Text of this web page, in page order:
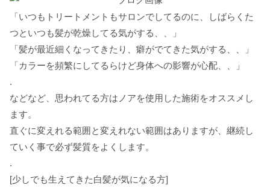
「いつもトリートメントもサロンでしてるのに、しばらくた
つといつも髪が乾燥してる気がする、、」
「髪が最近細くなってきたり、癖がでてきた気がする、、」
「カラーを頻繁にしてるらけど身体への影響が心配、、」
.
などなど、思われてる方はノアを使用した施術をオススメし
ます。
直ぐに変えれる範囲と変えれない範囲はありますが、継続し
ていく事で必ず髪質をよくします。
.
[少しでも生えてきた白髪が気になる方]